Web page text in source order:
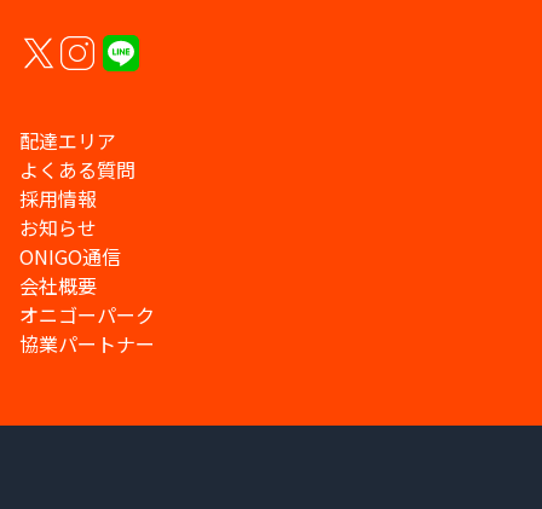
配達エリア
よくある質問
採用情報
お知らせ
ONIGO通信
会社概要
オニゴーパーク
協業パートナー